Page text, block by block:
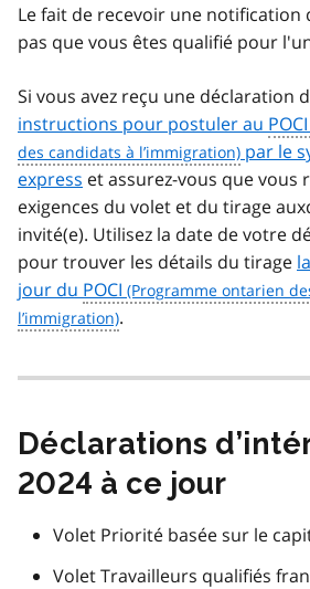
Le fait de recevoir une
pas que vous êtes qualifié pour
Si vous avez reçu une déclaration
instructions pour postuler au POCI
par le
express et assurez-vous que vous
exigences du volet et du tirage
invité(e). Utilisez la date de votre
pour trouver les détails du tirage
jour du POCI
.
Déclarations
2024 à ce jour
Volet Priorité basée sur le
Volet Travailleurs qualifiés